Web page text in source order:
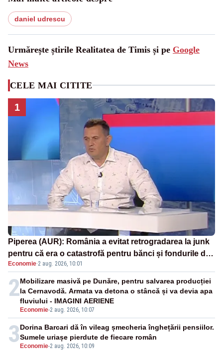
daniel udrescu
Urmărește știrile Realitatea de Timis și pe Google
News
CELE MAI CITITE
1
Piperea (AUR): România a evitat retrogradarea la junk
pentru că era o catastrofă pentru bănci și fondurile de
pensii
Economie·2 aug. 2026, 10:01
2
Economie-2 aug. 2026, 10:07
Mobilizare masivă pe Dunăre, pentru salvarea producției
la Cernavodă. Armata va detona o stâncă și va devia apa
fluviului - IMAGINI AERIENE
3 Economie-2 aug. 2026, 10:09
Dorina Barcari dă în vileag șmecheria înghețării pensiilor.
Sumele uriașe pierdute de fiecare român